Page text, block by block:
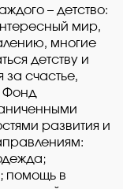
– детство:
мир,
многие
детству и
за счастье,
Фонд
развития и
помощь в